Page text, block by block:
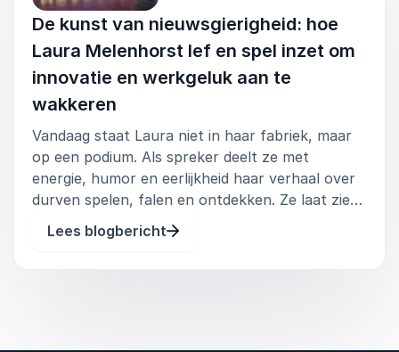
De kunst van nieuwsgierigheid: hoe
Laura Melenhorst lef en spel inzet om
innovatie en werkgeluk aan te
wakkeren
Vandaag staat Laura niet in haar fabriek, maar
op een podium. Als spreker deelt ze met
energie, humor en eerlijkheid haar verhaal over
durven spelen, falen en ontdekken. Ze laat zien
dat nieuwsgierigheid geen kinderspel is, maar
een strategisch middel om organisaties vooruit
Lees blogbericht